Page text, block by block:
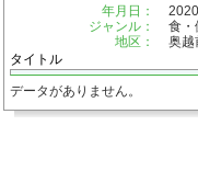
年月日：
ジャンル：
食・
地区：
奥越
タイトル
データがありません。